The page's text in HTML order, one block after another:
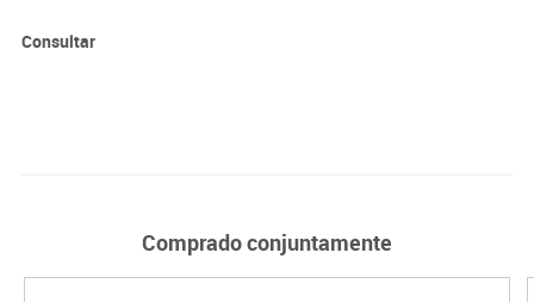
Consultar
Comprado conjuntamente